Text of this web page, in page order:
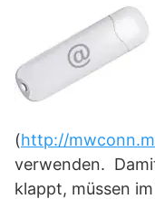
(http://
verwenden.
klappt, müssen